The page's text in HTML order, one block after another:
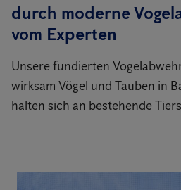
durch moderne
vom Experten
Unsere fundierten
wirksam Vögel und Tauben in
halten sich an bestehende